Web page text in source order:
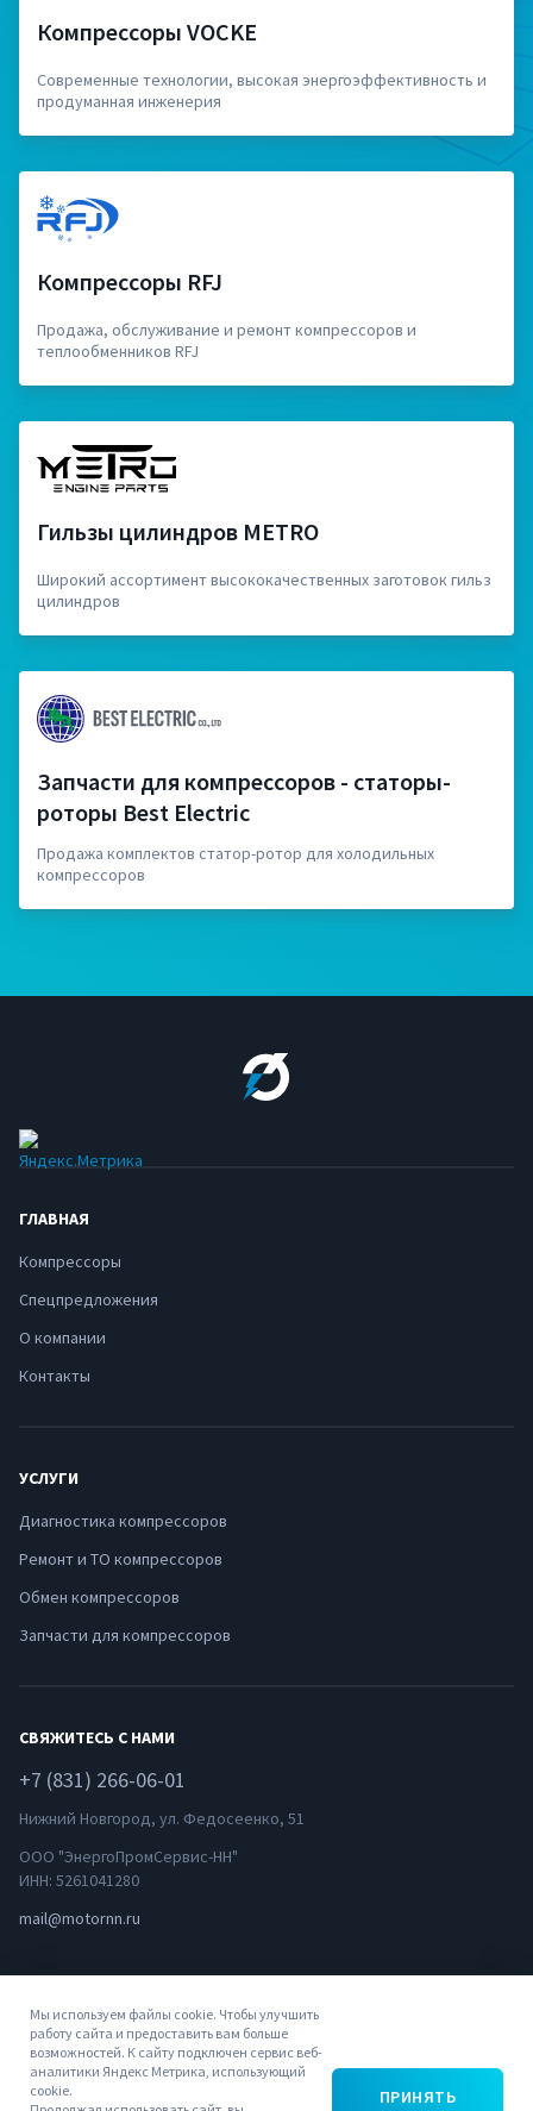
Компрессоры VOCKE
Современные технологии, высокая энергоэффективность и
продуманная инженерия
Компрессоры RFJ
Продажа, обслуживание и ремонт компрессоров и
теплообменников RFJ
Гильзы цилиндров METRO
Широкий ассортимент высококачественных заготовок гильз
цилиндров
Запчасти для компрессоров - статоры-
роторы Best Electric
Продажа комплектов статор-ротор для холодильных
компрессоров
ГЛАВНАЯ
Компрессоры
Спецпредложения
О компании
Контакты
УСЛУГИ
Диагностика компрессоров
Ремонт и ТО компрессоров
Обмен компрессоров
Запчасти для компрессоров
СВЯЖИТЕСЬ С НАМИ
+7 (831) 266-06-01
Нижний Новгород, ул. Федосеенко, 51
ООО "ЭнергоПромСервис-НН"
ИНН: 5261041280
mail@motornn.ru
© 2022
Политика
Мы используем файлы cookie. Чтобы улучшить
работу сайта и предоставить вам больше
возможностей. К сайту подключен сервис веб-
аналитики Яндекс Метрика, использующий
cookie.
ПРИНЯТЬ